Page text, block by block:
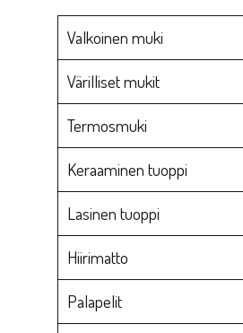
Valkoinen muki
Värilliset mukit
Termosmuki
Keraaminen tuoppi
Lasinen tuoppi
Hiirimatto
Palapelit